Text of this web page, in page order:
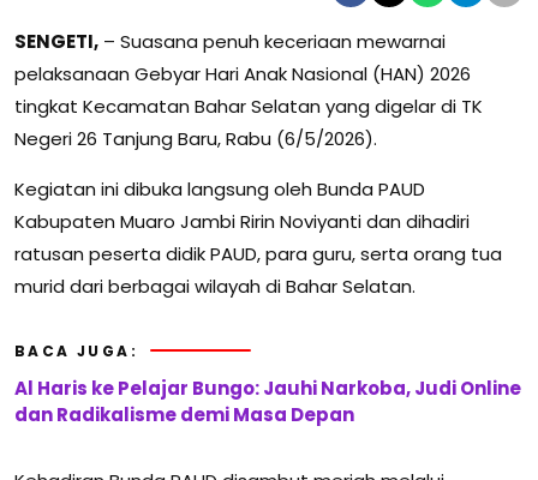
SENGETI, – Suasana penuh keceriaan mewarnai
pelaksanaan Gebyar Hari Anak Nasional (HAN) 2026
tingkat Kecamatan Bahar Selatan yang digelar di TK
Negeri 26 Tanjung Baru, Rabu (6/5/2026).
Kegiatan ini dibuka langsung oleh Bunda PAUD
Kabupaten Muaro Jambi Ririn Noviyanti dan dihadiri
ratusan peserta didik PAUD, para guru, serta orang tua
murid dari berbagai wilayah di Bahar Selatan.
BACA JUGA:
Al Haris ke Pelajar Bungo: Jauhi Narkoba, Judi Online
dan Radikalisme demi Masa Depan